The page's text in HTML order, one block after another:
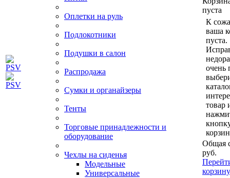
Оплетки на руль
Подлокотники
Подушки в салон
Распродажа
Сумки и органайзеры
Тенты
Торговые принадлежности и
оборудование
Чехлы на сиденья
Модельные
Универсальные
пуста
К
ваша
пуста.
очень
товар
Общая
руб.
корзину